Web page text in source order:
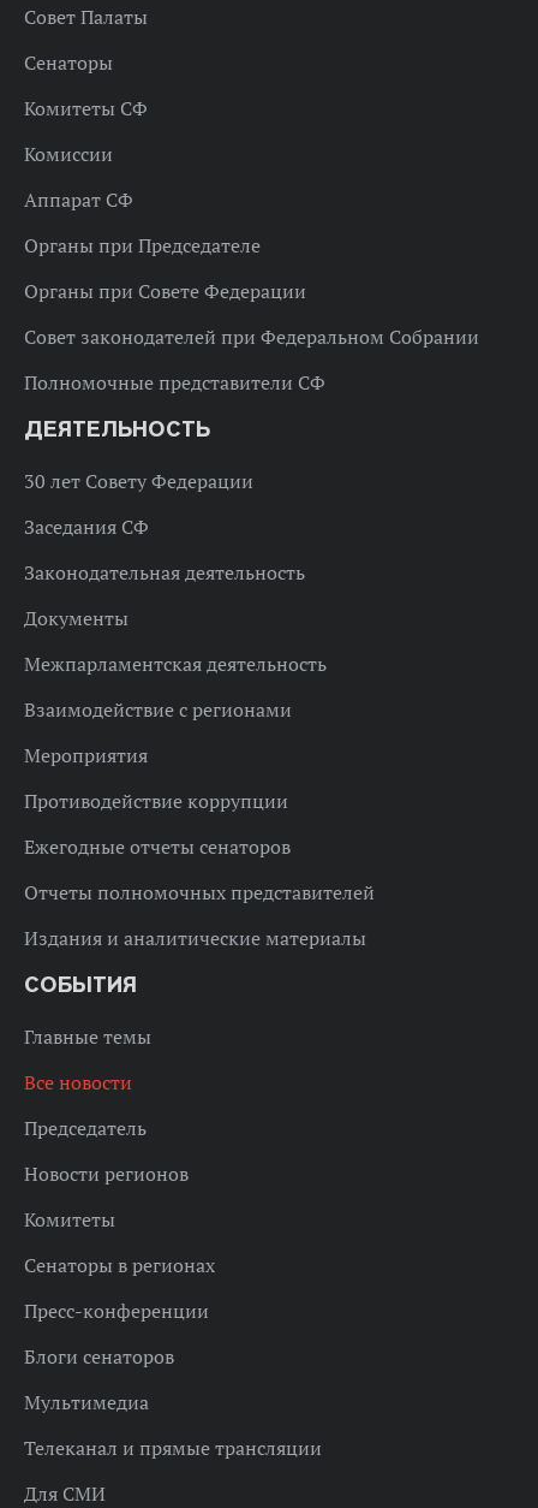
Совет Палаты
Сенаторы
Комитеты СФ
Комиссии
Аппарат СФ
Органы при Председателе
Органы при Совете Федерации
Совет законодателей при Федеральном Собрании
Полномочные представители СФ
ДЕЯТЕЛЬНОСТЬ
30 лет Совету Федерации
Заседания СФ
Законодательная деятельность
Документы
Межпарламентская деятельность
Взаимодействие с регионами
Мероприятия
Противодействие коррупции
Ежегодные отчеты сенаторов
Отчеты полномочных представителей
Издания и аналитические материалы
СОБЫТИЯ
Главные темы
Все новости
Председатель
Новости регионов
Комитеты
Сенаторы в регионах
Пресс-конференции
Блоги сенаторов
Мультимедиа
Телеканал и прямые трансляции
Для СМИ